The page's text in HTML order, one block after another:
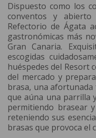
Dispuesto como los
conventos y
Refectorio de Ágata
gastronómicas más
Gran Canaria.
escogidas
huéspedes del Resort
del mercado y
brasa, una
que aúna una parrilla
permitiendo brasear
reteniendo sus
brasas que provoca el